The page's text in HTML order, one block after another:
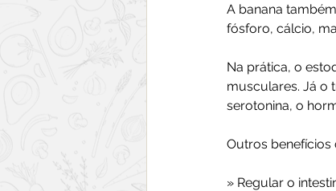
A banana
fósforo, cálcio,
Na prática, o
musculares. Já o
serotonina, o
Outros benefícios
» Regular o